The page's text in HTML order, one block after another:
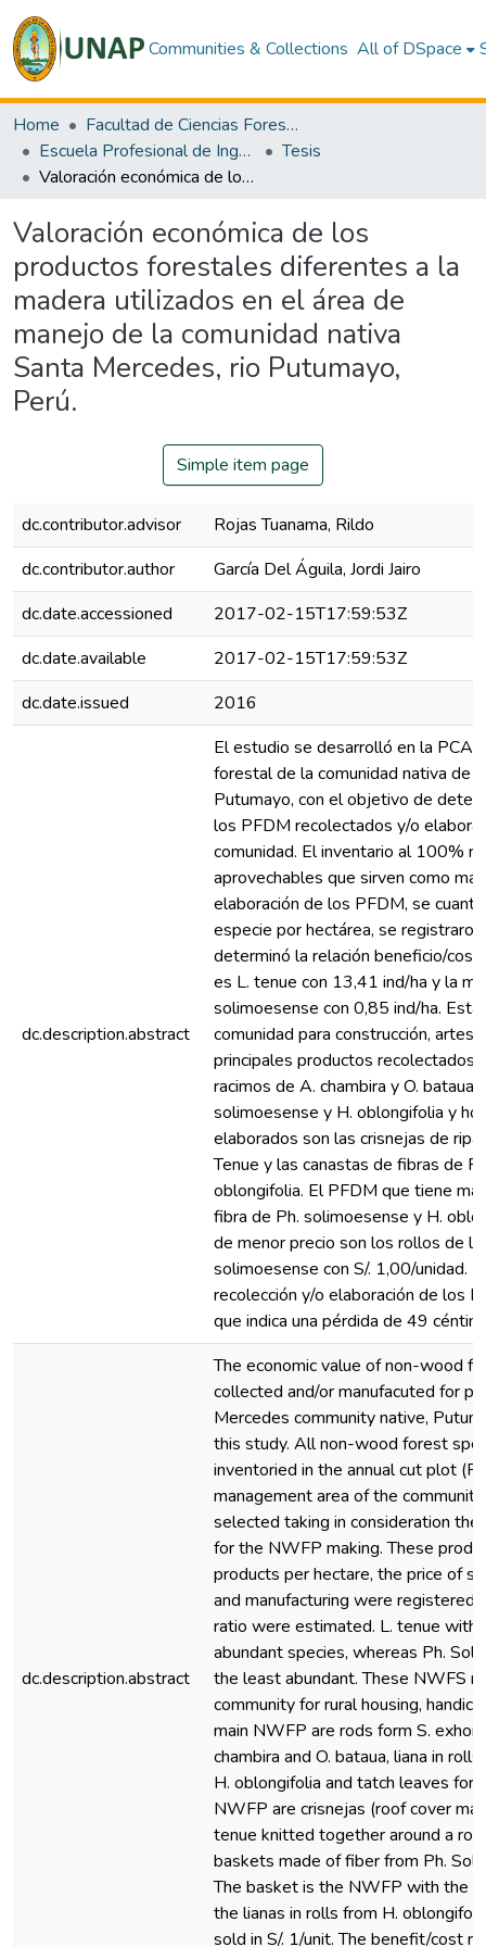
Communities & Collections All of DSpace
Home
Facultad de Ciencias Forestales
Escuela Profesional de Ingeniería Forestal
Tesis
Valoración económica de los productos forestales diferentes a la madera utilizados en el área de manejo de la comunidad nativa Santa Mercedes, rio Putumayo, Perú.
Valoración económica de los
productos forestales diferentes a la
madera utilizados en el área de
manejo de la comunidad nativa
Santa Mercedes, rio Putumayo,
Perú.
Simple item page
dc.contributor.advisor
Rojas Tuanama, Rildo
dc.contributor.author
García Del Águila, Jordi Jairo
dc.date.accessioned
2017-02-15T17:59:53Z
dc.date.available
2017-02-15T17:59:53Z
dc.date.issued
2016
dc.description.abstract
El estudio se desarrolló en la
forestal de la comunidad nativa de
Putumayo, con el objetivo de
los PFDM recolectados y/o
comunidad. El inventario al 100%
aprovechables que sirven como
elaboración de los PFDM, se
especie por hectárea, se
determinó la relación beneficio/
es L. tenue con 13,41 ind/ha y la
solimoesense con 0,85 ind/ha.
comunidad para construcción,
principales productos recolectados
racimos de A. chambira y O.
solimoesense y H. oblongifolia y
elaborados son las crisnejas de
Tenue y las canastas de fibras de
oblongifolia. El PFDM que tiene
fibra de Ph. solimoesense y H.
de menor precio son los rollos de
solimoesense con S/. 1,00/unidad.
recolección y/o elaboración de los
que indica una pérdida de 49
dc.description.abstract
The economic value of non-wood
collected and/or manufacuted for
Mercedes community native,
this study. All non-wood forest
inventoried in the annual cut plot
management area of the
selected taking in consideration
for the NWFP making. These
products per hectare, the price of
and manufacturing were
ratio were estimated. L. tenue with
abundant species, whereas Ph.
the least abundant. These NWFS
community for rural housing,
main NWFP are rods form S.
chambira and O. bataua, liana in
H. oblongifolia and tatch leaves
NWFP are crisnejas (roof cover
tenue knitted together around a rod
baskets made of fiber from Ph.
The basket is the NWFP with the
the lianas in rolls from H.
sold in S/. 1/unit. The benefit/cost